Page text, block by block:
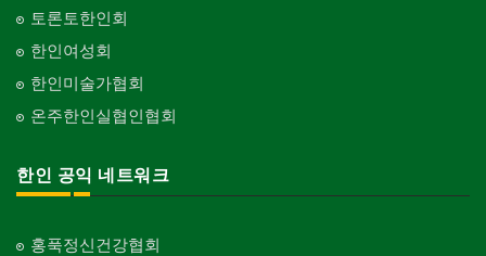
토론토한인회
한인여성회
한인미술가협회
온주한인실협인협회
한인 공익 네트워크
홍푹정신건강협회